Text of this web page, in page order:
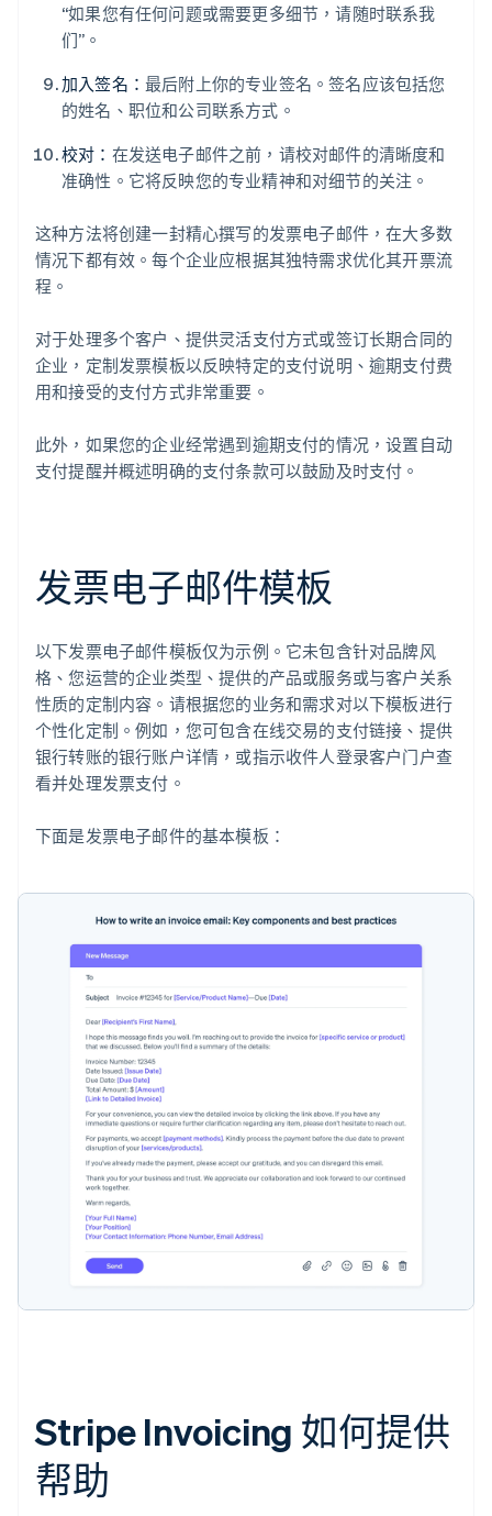
“如果您有任何问题或需要更多细节，请随时联系我
们”。
加入签名： 最后附上你的专业签名。签名应该包括您
的姓名、职位和公司联系方式。
校对： 在发送电子邮件之前，请校对邮件的清晰度和
准确性。它将反映您的专业精神和对细节的关注。
这种方法将创建一封精心撰写的发票电子邮件，在大多数
情况下都有效。每个企业应根据其独特需求优化其开票流
程。
对于处理多个客户、提供灵活支付方式或签订长期合同的
企业，定制发票模板以反映特定的支付说明、逾期支付费
用和接受的支付方式非常重要。
此外，如果您的企业经常遇到逾期支付的情况，设置自动
支付提醒并概述明确的支付条款可以鼓励及时支付。
发票电子邮件模板
以下发票电子邮件模板仅为示例。它未包含针对品牌风
格、您运营的企业类型、提供的产品或服务或与客户关系
性质的定制内容。请根据您的业务和需求对以下模板进行
个性化定制。例如，您可包含在线交易的支付链接、提供
银行转账的银行账户详情，或指示收件人登录客户门户查
看并处理发票支付。
下面是发票电子邮件的基本模板：
Stripe Invoicing 如何提供
帮助